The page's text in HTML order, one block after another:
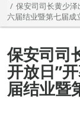
保安司司长黄少泽
六届结业暨第七届成
保安司司
开放日”
届结业暨